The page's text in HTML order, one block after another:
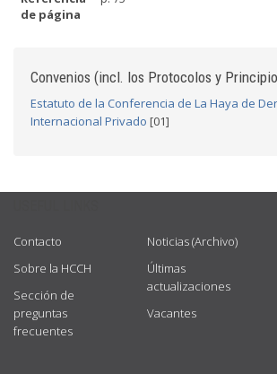
de página
Convenios (incl. los Protocolos y
Estatuto de la Conferencia de La Haya de
Internacional Privado [01]
Contacto
Sobre la HCCH
Sección de
preguntas
frecuentes
Noticias (Archivo)
Últimas
actualizaciones
Vacantes